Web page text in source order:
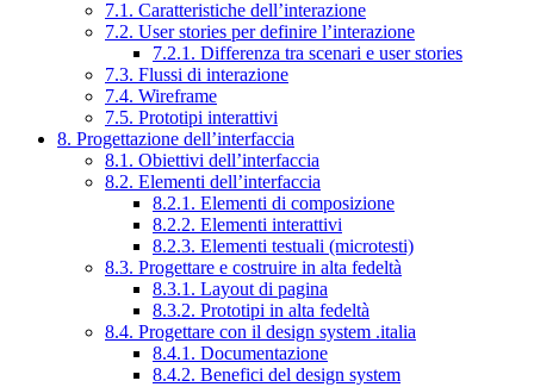
7.1. Caratteristiche dell’interazione
7.2. User stories per definire l’interazione
7.2.1. Differenza tra scenari e user stories
7.3. Flussi di interazione
7.4. Wireframe
7.5. Prototipi interattivi
8. Progettazione dell’interfaccia
8.1. Obiettivi dell’interfaccia
8.2. Elementi dell’interfaccia
8.2.1. Elementi di composizione
8.2.2. Elementi interattivi
8.2.3. Elementi testuali (microtesti)
8.3. Progettare e costruire in alta fedeltà
8.3.1. Layout di pagina
8.3.2. Prototipi in alta fedeltà
8.4. Progettare con il design system .italia
8.4.1. Documentazione
8.4.2. Benefici del design system